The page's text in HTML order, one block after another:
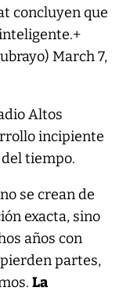
concluyen que
March 7,
Altos
incipiente
tiempo.
se crean de
exacta, sino
años con
partes,
La